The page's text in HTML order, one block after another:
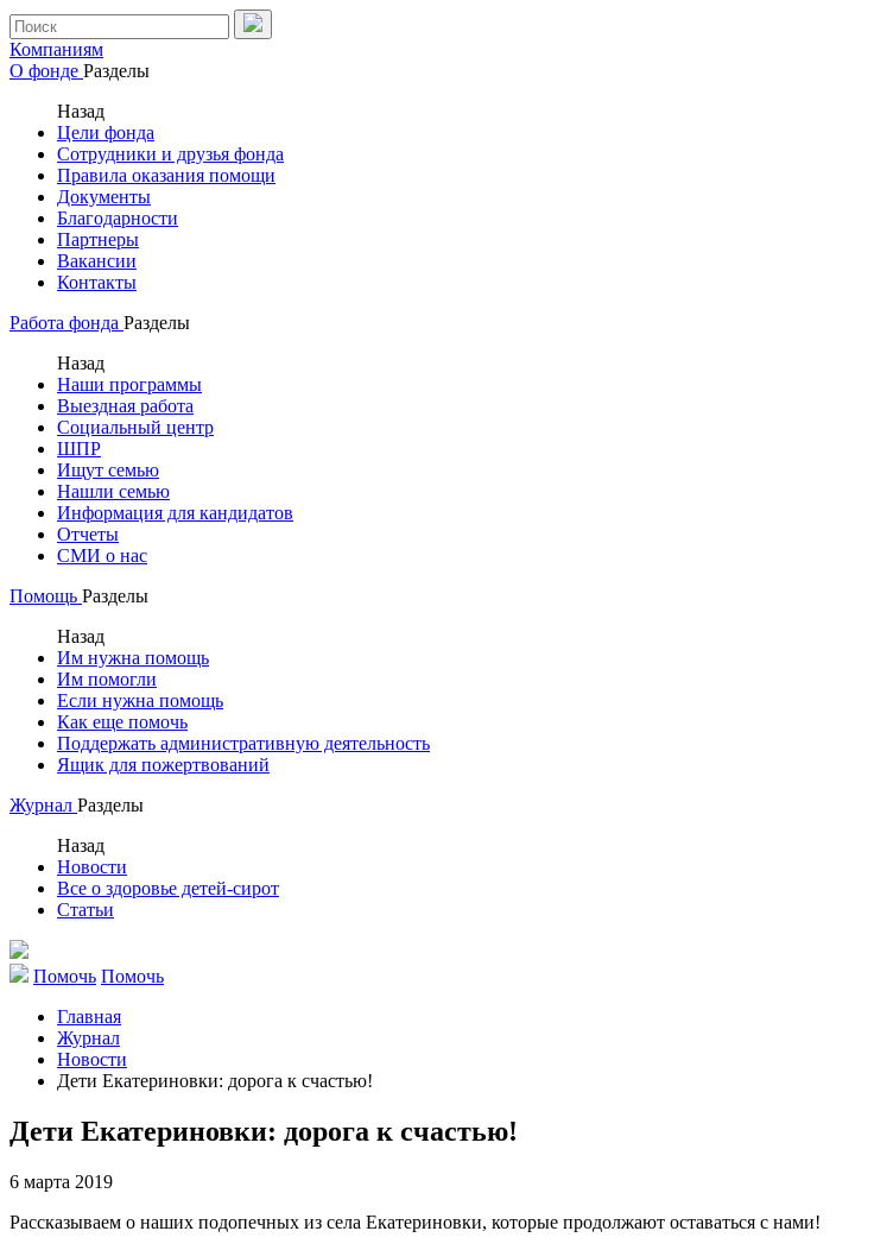
Компаниям
О фонде Разделы
Назад
Цели фонда
Сотрудники и друзья фонда
Правила оказания помощи
Документы
Благодарности
Партнеры
Вакансии
Контакты
Работа фонда Разделы
Назад
Наши программы
Выездная работа
Социальный центр
ШПР
Ищут семью
Нашли семью
Информация для кандидатов
Отчеты
СМИ о нас
Помощь Разделы
Назад
Им нужна помощь
Им помогли
Если нужна помощь
Как еще помочь
Поддержать административную деятельность
Ящик для пожертвований
Журнал Разделы
Назад
Новости
Все о здоровье детей-сирот
Статьи
Помочь Помочь
Главная
Журнал
Новости
Дети Екатериновки: дорога к счастью!
Дети Екатериновки: дорога к счастью!
6 марта 2019
Рассказываем о наших подопечных из села Екатериновки, которые продолжают оставаться с нами!